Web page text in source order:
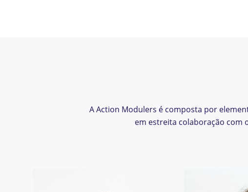
A Action Modulers é composta por
em estreita colaboração com